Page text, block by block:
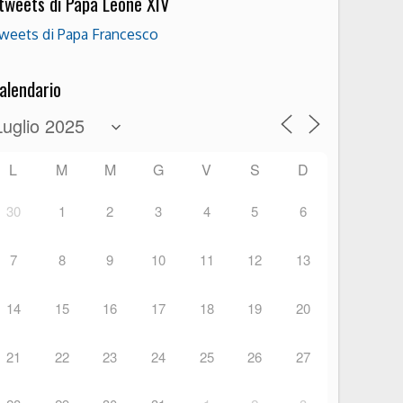
di Papa Francesco
L M M G V S D
30 1 2 3 4 5 6
7 8 9 10 11 12 13
14 15 16 17 18 19 20
21 22 23 24 25 26 27